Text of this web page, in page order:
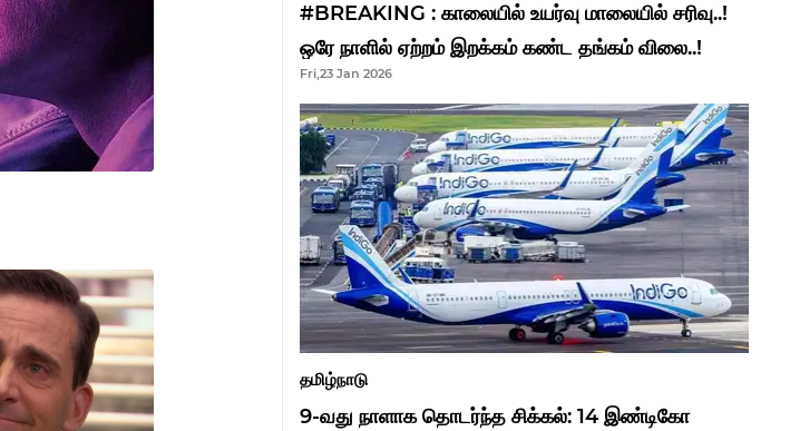
#BREAKING : காலையில் உயர்வு மாலையில் சரிவு..!
ஒரே நாளில் ஏற்றம் இறக்கம் கண்ட தங்கம் விலை..!
Fri,23 Jan 2026
தமிழ்நாடு
9-வது நாளாக தொடர்ந்த சிக்கல்: 14 இண்டிகோ